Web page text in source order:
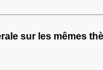
sur les mêmes